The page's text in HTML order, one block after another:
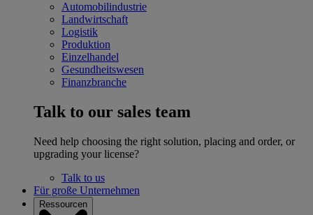
Automobilindustrie
Landwirtschaft
Logistik
Produktion
Einzelhandel
Gesundheitswesen
Finanzbranche
Talk to our sales team
Need help choosing the right solution, placing and order, or
upgrading your license?
Talk to us
Für große Unternehmen
Ressourcen